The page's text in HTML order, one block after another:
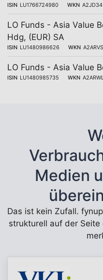
ISIN LU1766724980 WKN A2JD34
LO Funds - Asia Value
Hdg, (EUR) SA
ISIN LU1480986626 WKN A2ARVS
LO Funds - Asia Value
ISIN LU1480985735 WKN
Medien
Das ist kein Zufall.
strukturell auf der